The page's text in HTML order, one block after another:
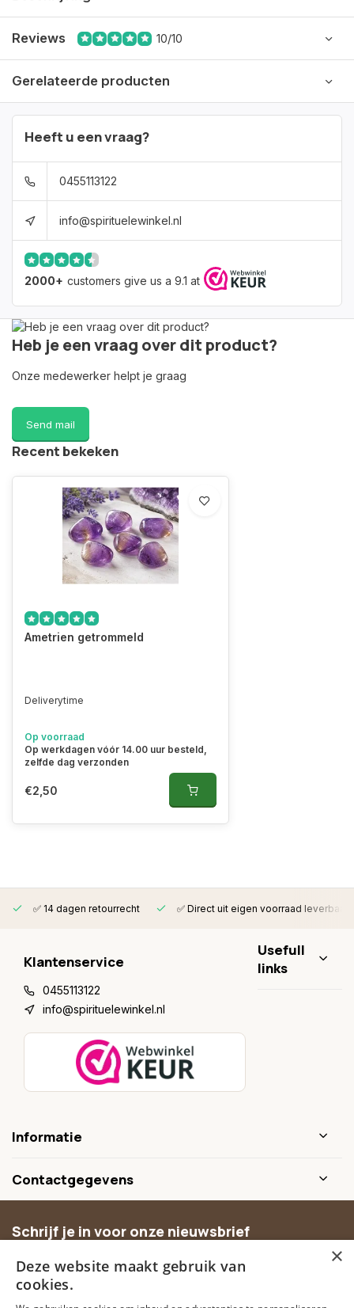
Reviews 10/10
Gerelateerde producten
Heeft u een vraag?
0455113122
info@spirituelewinkel.nl
2000+ customers give us a 9.1 at
Heb je een vraag over dit product?
Onze medewerker helpt je graag
Send mail
Recent bekeken
Ametrien getrommeld
Deliverytime
Op voorraad
Op werkdagen vóór 14.00 uur besteld,
zelfde dag verzonden
€2,50
✅ 14 dagen retourrecht ✅ Direct uit eigen voorraad leverbaar
Klantenservice
0455113122
info@spirituelewinkel.nl
Usefull
links
Informatie
Contactgegevens
Schrijf je in voor onze nieuwsbrief
aanbiedingen.
×
Deze website maakt gebruik van
cookies.